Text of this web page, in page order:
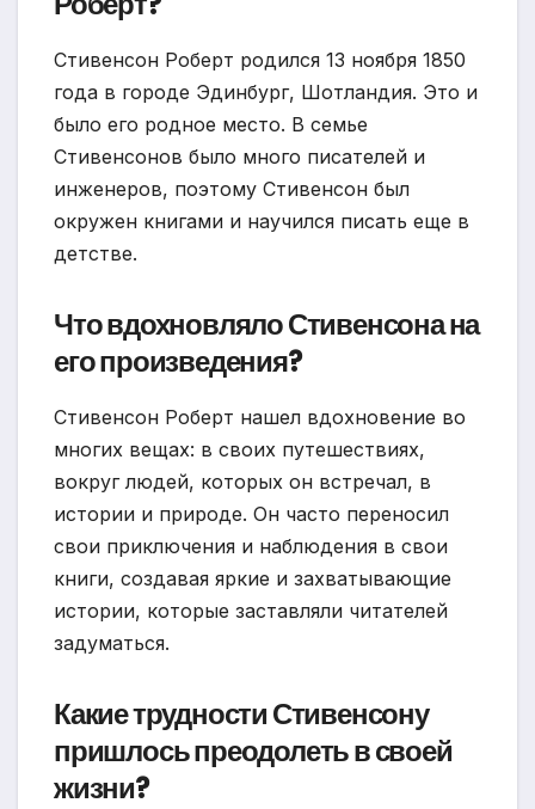
Стивенсон Роберт родился 13 ноября 1850
года в городе Эдинбург, Шотландия. Это и
было его родное место. В семье
Стивенсонов было много писателей и
инженеров, поэтому Стивенсон был
окружен книгами и научился писать еще в
детстве.
Что вдохновляло Стивенсона на
его произведения?
Стивенсон Роберт нашел вдохновение во
многих вещах: в своих путешествиях,
вокруг людей, которых он встречал, в
истории и природе. Он часто переносил
свои приключения и наблюдения в свои
книги, создавая яркие и захватывающие
истории, которые заставляли читателей
задуматься.
Какие трудности Стивенсону
пришлось преодолеть в своей
жизни?